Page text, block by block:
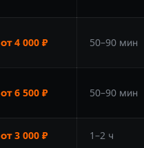
от 4 000 ₽ 50–90 мин
от 6 500 ₽ 50–90 мин
от 3 000 ₽ 1–2 ч